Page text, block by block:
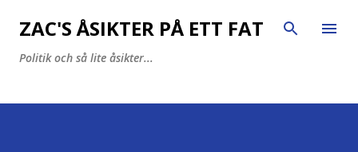
Fortsätt till huvudinnehåll
ZAC'S ÅSIKTER PÅ ETT FAT
Politik och så lite åsikter...